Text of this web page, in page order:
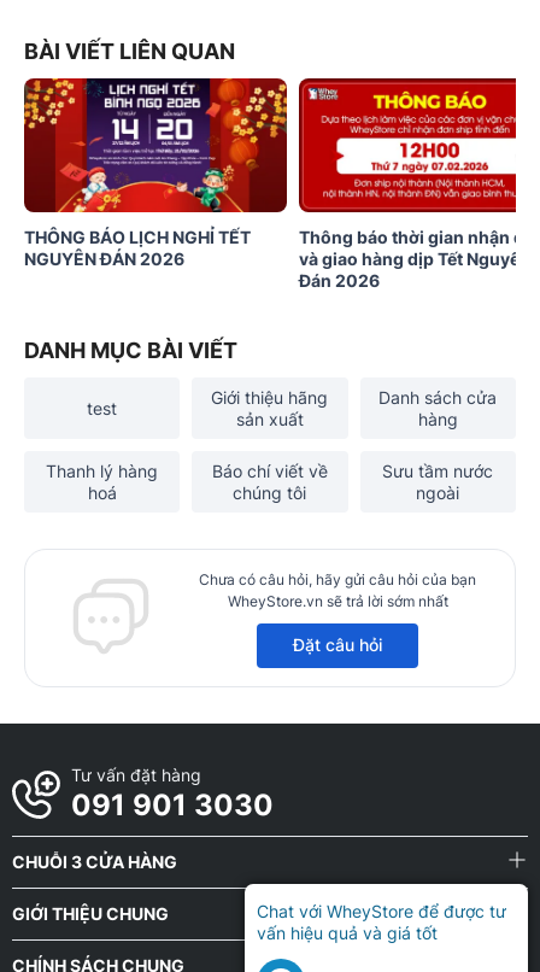
BÀI VIẾT LIÊN QUAN
THÔNG BÁO LỊCH NGHỈ TẾT
NGUYÊN ĐÁN 2026
Thông báo thời gian nhận
và giao hàng dịp Tết Nguyên
Đán 2026
DANH MỤC BÀI VIẾT
test
Giới thiệu hãng
sản xuất
Danh sách cửa
hàng
Thanh lý hàng
hoá
Báo chí viết về
chúng tôi
Sưu tầm nước
ngoài
Chưa có câu hỏi, hãy gửi câu hỏi của bạn
WheyStore.vn sẽ trả lời sớm nhất
Đặt câu hỏi
Tư vấn đặt hàng
091 901 3030
CHUỖI 3 CỬA HÀNG
GIỚI THIỆU CHUNG
CHÍNH SÁCH CHUNG
Chat với WheyStore để được tư
vấn hiệu quả và giá tốt